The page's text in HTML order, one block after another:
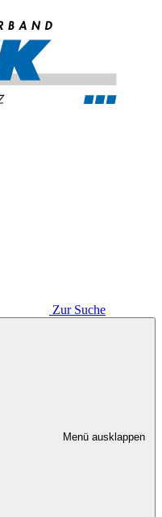
Zur Suche
Menü ausklappen